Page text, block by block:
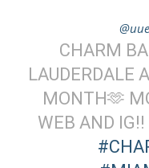
CHARM
LAUDERDALE
MONTH🫶
WEB AND IG!!